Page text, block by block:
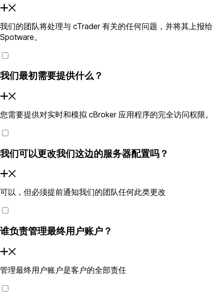
我们的团队将处理与 cTrader 有关的任何问题，并将其上报给
Spotware。
我们最初需要提供什么？
您需要提供对实时和模拟 cBroker 应用程序的完全访问权限。
我们可以更改我们这边的服务器配置吗？
可以，但必须提前通知我们的团队任何此类更改
谁负责管理最终用户账户？
管理最终用户账户是客户的全部责任